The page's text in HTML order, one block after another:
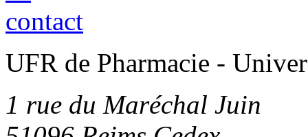
UFR de Pharmacie -
1 rue du Maréchal Juin